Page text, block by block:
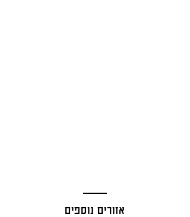
אזורים נוספים